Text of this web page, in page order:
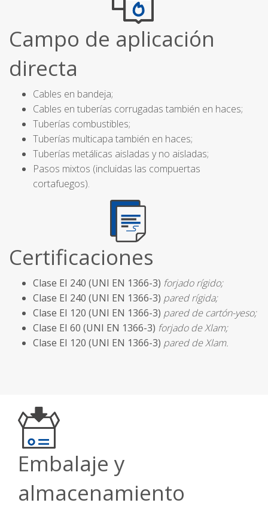
Campo de aplicación
directa
Cables en bandeja;
Cables en tuberías corrugadas también en haces;
Tuberías combustibles;
Tuberías multicapa también en haces;
Tuberías metálicas aisladas y no aisladas;
Pasos mixtos (incluidas las compuertas
cortafuegos).
Certificaciones
Clase EI 240 (UNI EN 1366-3) forjado rígido;
Clase EI 240 (UNI EN 1366-3) pared rígida;
Clase EI 120 (UNI EN 1366-3) pared de cartón-yeso;
Clase EI 60 (UNI EN 1366-3) forjado de Xlam;
Clase EI 120 (UNI EN 1366-3) pared de Xlam.
Embalaje y
almacenamiento